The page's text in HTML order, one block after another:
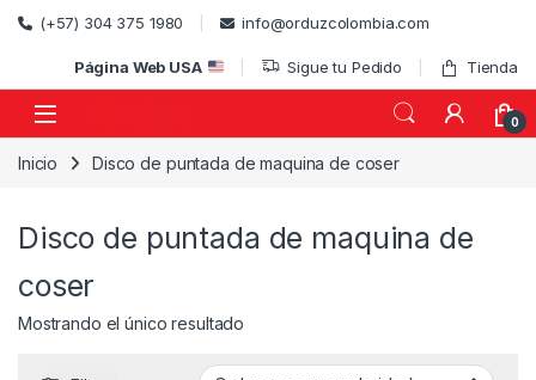
Skip to navigation
Skip to content
(+57) 304 375 1980 info@orduzcolombia.com
Página Web USA Sigue tu Pedido Tienda
0
Inicio Disco de puntada de maquina de coser
Disco de puntada de maquina de
coser
Mostrando el único resultado